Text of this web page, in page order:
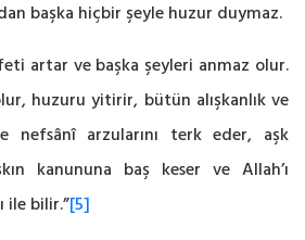
‎başka hiçbir şeyle huzur duymaz.
artar ve başka şeyleri anmaz olur.
huzuru yitirir, bütün alışkanlık ve
nefsânî ‎arzularını terk eder, aşk
kanununa baş keser ve Allah’ı
ile bilir.”[5]